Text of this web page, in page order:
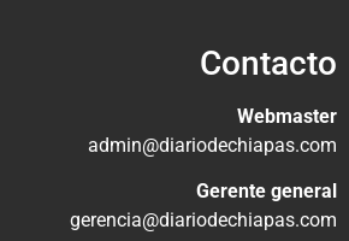
Contacto
Webmaster
admin@diariodechiapas.com
Gerente general
gerencia@diariodechiapas.com